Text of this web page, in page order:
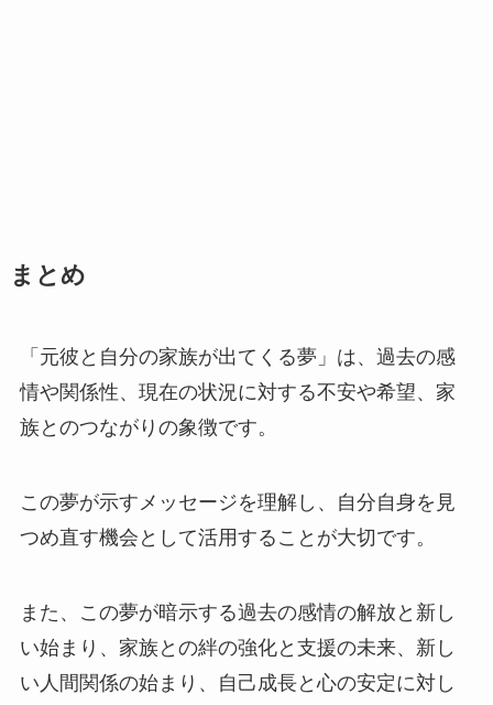
まとめ
「元彼と自分の家族が出てくる夢」は、過去の感
情や関係性、現在の状況に対する不安や希望、家
族とのつながりの象徴です。
この夢が示すメッセージを理解し、自分自身を見
つめ直す機会として活用することが大切です。
また、この夢が暗示する過去の感情の解放と新し
い始まり、家族との絆の強化と支援の未来、新し
い人間関係の始まり、自己成長と心の安定に対し